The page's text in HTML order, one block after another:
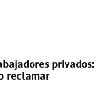
privados:
reclamar